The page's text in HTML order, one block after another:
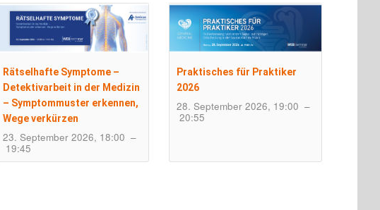
Rätselhafte Symptome –
Detektivarbeit in der Medizin
– Symptommuster erkennen,
Wege verkürzen
23. September 2026, 18:00 –
19:45
Praktisches für Praktiker
2026
28. September 2026, 19:00 –
20:55